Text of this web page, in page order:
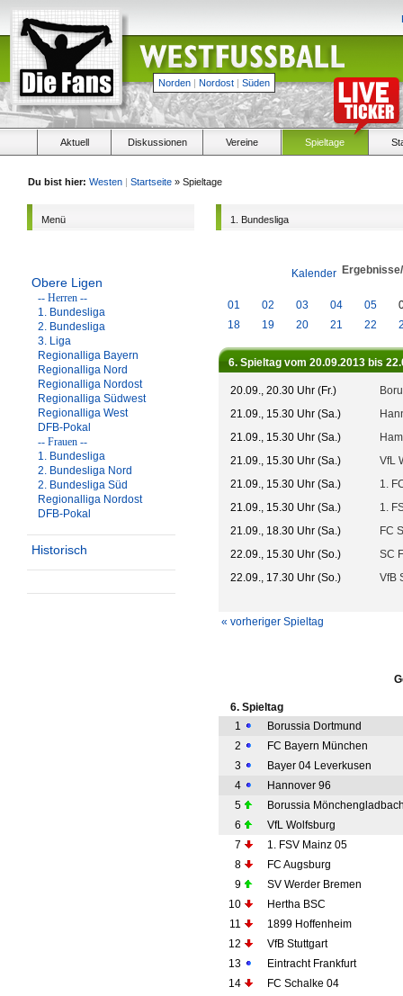
Norden | Nordost | Süden
Aktuell Diskussionen Vereine Spieltage
Du bist hier: Westen | Startseite » Spieltage
Menü
Obere Ligen
-- Herren --
1. Bundesliga
2. Bundesliga
3. Liga
Regionalliga Bayern
Regionalliga Nord
Regionalliga Nordost
Regionalliga Südwest
Regionalliga West
DFB-Pokal
-- Frauen --
1. Bundesliga
2. Bundesliga Nord
2. Bundesliga Süd
Regionalliga Nordost
DFB-Pokal
Historisch
1. Bundesliga
Kalender
01 02 03 04 05
18
19 20 21 22
6. Spieltag vom 20.09.2013 bis
20.09., 20.30 Uhr (Fr.)
21.09., 15.30 Uhr (Sa.)
21.09., 15.30 Uhr (Sa.)
21.09., 15.30 Uhr (Sa.)
VfL
21.09., 15.30 Uhr (Sa.)
1.
21.09., 15.30 Uhr (Sa.)
1.
21.09., 18.30 Uhr (Sa.)
FC
22.09., 15.30 Uhr (So.)
SC
22.09., 17.30 Uhr (So.)
VfB
« vorheriger Spieltag
6. Spieltag
1
Borussia Dortmund
2
FC Bayern München
3
Bayer 04 Leverkusen
4
Hannover 96
5
Borussia
6
VfL Wolfsburg
7
1. FSV Mainz 05
8
FC Augsburg
9
SV Werder Bremen
10
Hertha BSC
11
1899 Hoffenheim
12
VfB Stuttgart
13
Eintracht Frankfurt
14
FC Schalke 04